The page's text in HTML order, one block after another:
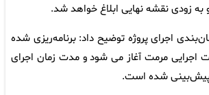
به زودی نقشه نهایی ابلاغ خواهد شد.
اجرای پروژه توضیح داد: برنامه‌ریزی شده
اجرایی مرمت آغاز می شود و مدت زمان اجرای
شده است.